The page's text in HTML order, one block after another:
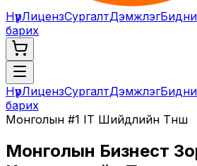
НүүрЛицензСургалтДэмжлэг
барих
НүүрЛицензСургалтДэмжлэг
барих
Монголын #1 IT Шийдлийн Түнш
Монголын Бизнест